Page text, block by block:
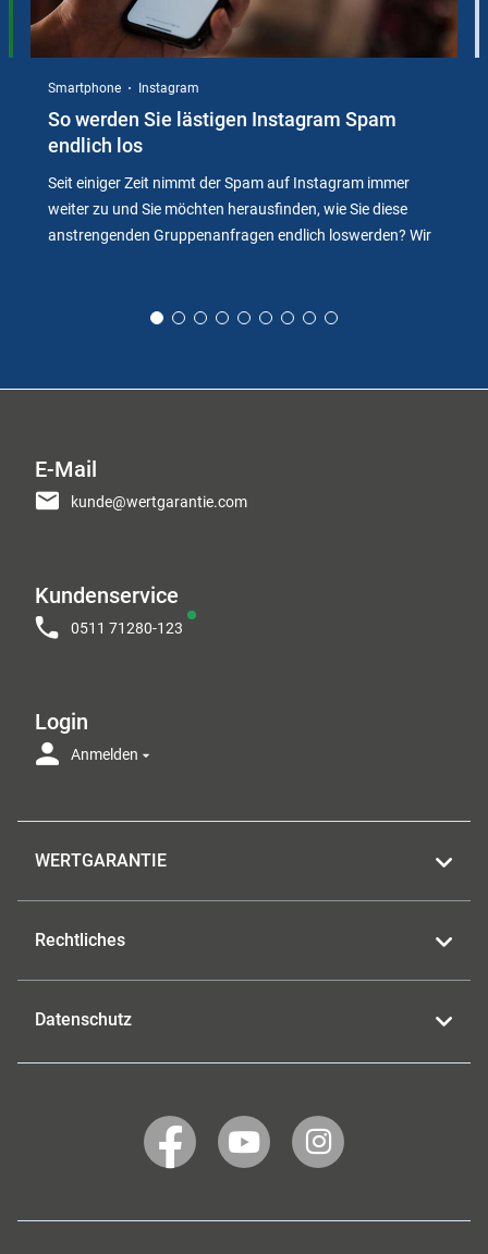
Smartphone Instagram
So werden Sie lästigen Instagram Spam
endlich los
Seit einiger Zeit nimmt der Spam auf Instagram immer
weiter zu und Sie möchten herausfinden, wie Sie diese
anstrengenden Gruppenanfragen endlich loswerden? Wir
E-Mail
kunde@wertgarantie.com
Kundenservice
0511 71280-123
Login
Anmelden
WERTGARANTIE
Rechtliches
Datenschutz
WERTGARANTIE
auf
WERTGARANTIE
auf
WERTGARANTIE
auf